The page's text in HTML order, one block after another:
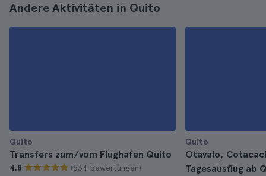
Andere Aktivitäten in Quito
Quito
Transfers zum/vom Flughafen Quito
4.8 (534 bewertungen)
Quito
Otavalo,
Tagesausflug ab